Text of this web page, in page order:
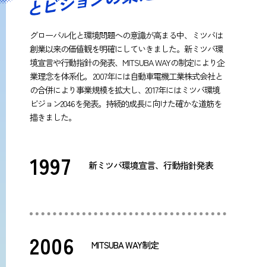
グローバル化と環境問題への意識が高まる中、ミツバは
創業以来の価値観を明確にしていきました。新ミツバ環
境宣言や行動指針の発表、MITSUBA WAYの制定により企
業理念を体系化。 2007年には自動車電機工業株式会社と
の合併により事業規模を拡大し、2017年にはミツバ環境
ビジョン2046を発表。持続的成長に向けた確かな道筋を
描きました。
1997 新ミツバ環境宣言、行動指針発表
2006 MITSUBA WAY制定